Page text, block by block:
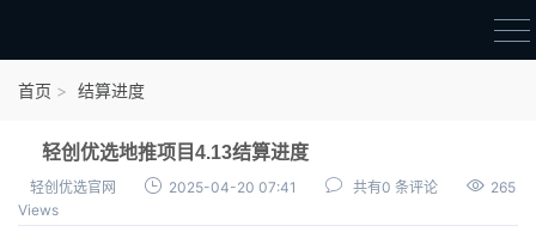
结算进度
团队长扶持
首页 结算进度
轻创优选地推项目4.13结算进度
轻创优选官网 2025-04-20 07:41 共有0 条评论
265
Views